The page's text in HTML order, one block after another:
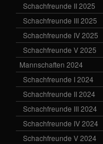
Schachfreunde II 2025
Schachfreunde III 2025
Schachfreunde IV 2025
Schachfreunde V 2025
Mannschaften 2024
Schachfreunde I 2024
Schachfreunde II 2024
Schachfreunde III 2024
Schachfreunde IV 2024
Schachfreunde V 2024